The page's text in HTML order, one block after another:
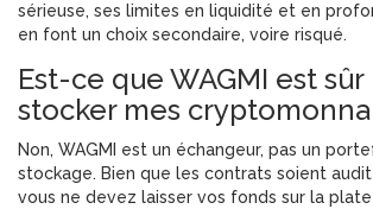
sérieuse, ses limites en liquidité et en
en font un choix secondaire, voire risqué.
Est-ce que WAGMI est
stocker mes
Non, WAGMI est un échangeur, pas un
stockage. Bien que les contrats soient
vous ne devez laisser vos fonds sur la